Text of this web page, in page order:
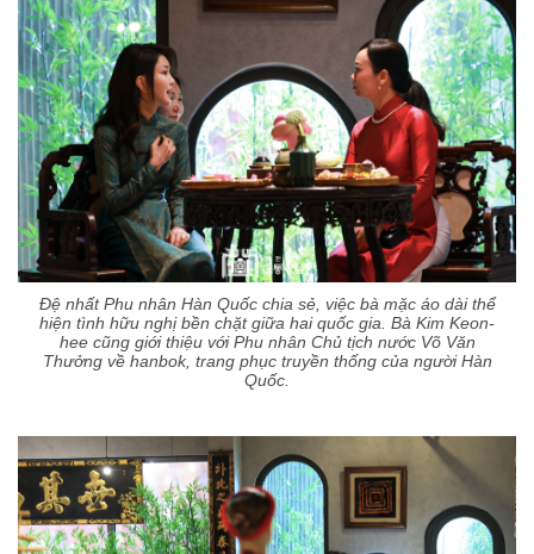
Đệ nhất Phu nhân Hàn Quốc chia sẻ, việc bà mặc áo dài thể
hiện tình hữu nghị bền chặt giữa hai quốc gia. Bà Kim Keon-
hee cũng giới thiệu với Phu nhân Chủ tịch nước Võ Văn
Thưởng về hanbok, trang phục truyền thống của người Hàn
Quốc.